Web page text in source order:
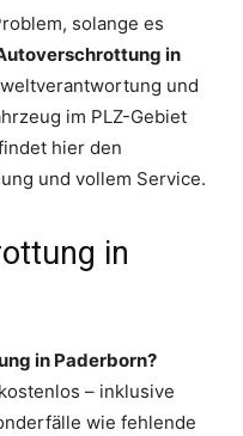
solange es
in
und
im PLZ-Gebiet
hier den
und vollem Service.
in
in Paderborn?
– inklusive
wie fehlende